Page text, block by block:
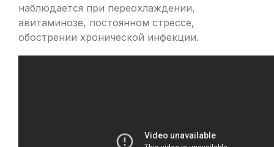
наблюдается при переохлаждении,
авитаминозе, постоянном стрессе,
обострении хронической инфекции.